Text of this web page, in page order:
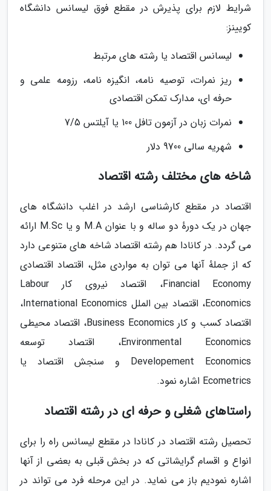
شرایط لازم برای پذیرش در مقطع فوق لیسانس دانشگاه
کویینز:
لیسانس اقتصاد یا رشته های مرتبط
ریز نمرات، توصیه نامه، انگیزه نامه، رزومه علمی و
حرفه ای، مدارک تمکن اقتصادی
نمرات زبان در آزمون تافل 100 یا آیلتس 7/5
شهریه سالی 9700 دلار
شاخه های مختلف رشته اقتصاد
اقتصاد در مقطع کارشناسی ارشد در اغلب دانشگاه های
جهان در یک دورهٔ دو ساله و با عنوان M.A و یا M.Sc ارائه
می گردد. در کانادا هم رشته اقتصاد شاخه های متنوعی دارد
که از جملهٔ آنها می توان به مواردی مثل، اقتصاد اقتصادی
Financial Economy، اقتصاد نیروی کار Labour
Economics، اقتصاد بین الملل International Economics،
اقتصاد کسب و کار Business Economics، اقتصاد محیطی
Environmental Economics، اقتصاد توسعه
Developement Economics و سنجش اقتصاد یا
Ecometrics اشاره نمود.
راستاهای شغلی و حرفه ای در رشته اقتصاد
تحصیل رشته اقتصاد در کانادا در مقطع لیسانس راه را برای
انواع و اقسام گرایشاتی که در بخش قبلی به بعضی از آنها
اشاره نمودیم باز می نماید. در این مرحله فرد می تواند در